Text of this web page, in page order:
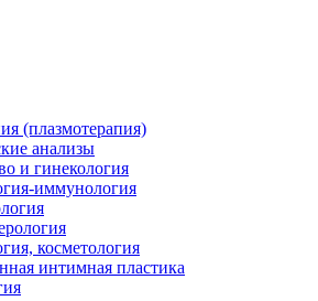
(плазмотерапия)
анализы
и гинекология
иммунология
косметология
интимная пластика